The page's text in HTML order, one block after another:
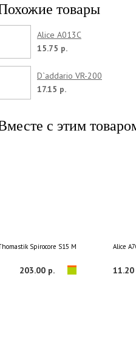
товары
Alice A013C
15.75 р.
D`addario VR-200
17.15 р.
с этим
Spirocore S15 Medium 4/4
203.00 р.
Alice
11.20